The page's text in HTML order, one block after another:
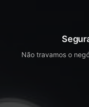
Não travamos o